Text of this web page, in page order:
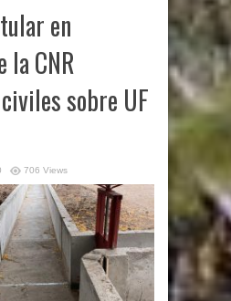
en
la CNR
sobre UF
706 Views